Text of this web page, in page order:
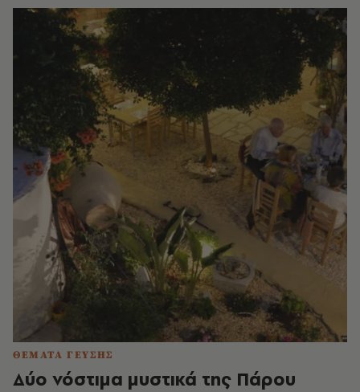
ΘΕΜΑΤΑ ΓΕΥΣΗΣ
Δύο νόστιμα μυστικά της Πάρου